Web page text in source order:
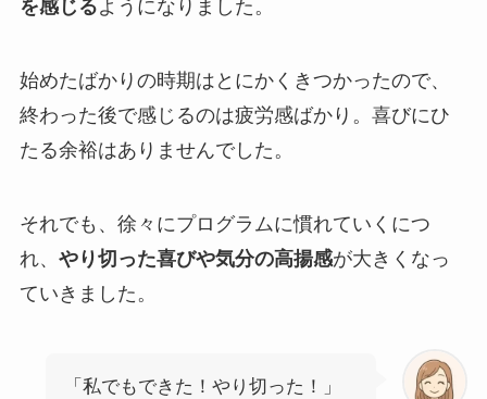
を感じるようになりました。
始めたばかりの時期はとにかくきつかったので、
終わった後で感じるのは疲労感ばかり。喜びにひ
たる余裕はありませんでした。
それでも、徐々にプログラムに慣れていくにつ
れ、 やり切った喜びや気分の高揚感が大きくなっ
ていきました。
「私でもできた！やり切った！」